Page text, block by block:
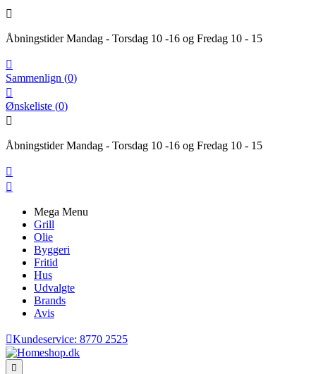

Åbningstider Mandag - Torsdag 10 -16 og Fredag 10 - 15

Sammenlign (0)

Ønskeliste (0)

Åbningstider Mandag - Torsdag 10 -16 og Fredag 10 - 15


Mega Menu
Grill
Olie
Byggeri
Fritid
Hus
Udvalgte
Brands
Avis
Kundeservice: 8770 2525
